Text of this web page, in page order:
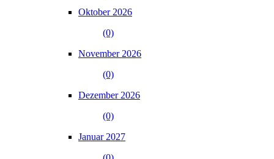
Oktober 2026
(0)
November 2026
(0)
Dezember 2026
(0)
Januar 2027